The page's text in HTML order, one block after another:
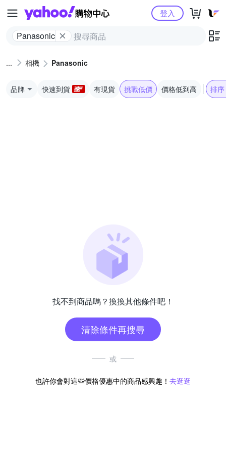
Yahoo購物中心
Panasonic
登入
相機 Panasonic
品牌 快速到貨 有現貨 挑戰低價 價格低到高 排序
找不到商品嗎？換換其他條件吧！
清除條件再搜尋
或
也許你會對這些價格優惠中的商品感興趣！ 去逛逛